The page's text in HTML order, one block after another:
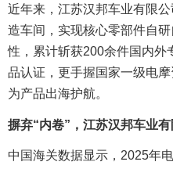
近年来，江苏汉邦车业有限
造车间，实现核心零部件自
性，累计斩获200余件国内外
品认证，更手握国家一级电
为产品出海护航。
摒弃“内卷”， 江苏汉邦车业有
中国海关数据显示，2025年